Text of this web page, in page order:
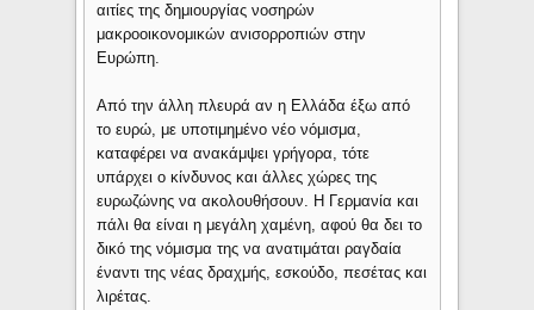
αιτίες της δημιουργίας νοσηρών
μακροοικονομικών ανισορροπιών στην
Ευρώπη.
Από την άλλη πλευρά αν η Ελλάδα έξω από
το ευρώ, με υποτιμημένο νέο νόμισμα,
καταφέρει να ανακάμψει γρήγορα, τότε
υπάρχει ο κίνδυνος και άλλες χώρες της
ευρωζώνης να ακολουθήσουν. Η Γερμανία και
πάλι θα είναι η μεγάλη χαμένη, αφού θα δει το
δικό της νόμισμα της να ανατιμάται ραγδαία
έναντι της νέας δραχμής, εσκούδο, πεσέτας και
λιρέτας.